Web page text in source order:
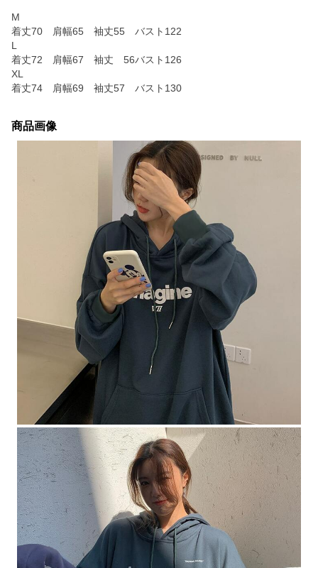
M
着丈70 肩幅65 袖丈55 バスト122
L
着丈72 肩幅67 袖丈 56バスト126
XL
着丈74 肩幅69 袖丈57 バスト130
商品画像